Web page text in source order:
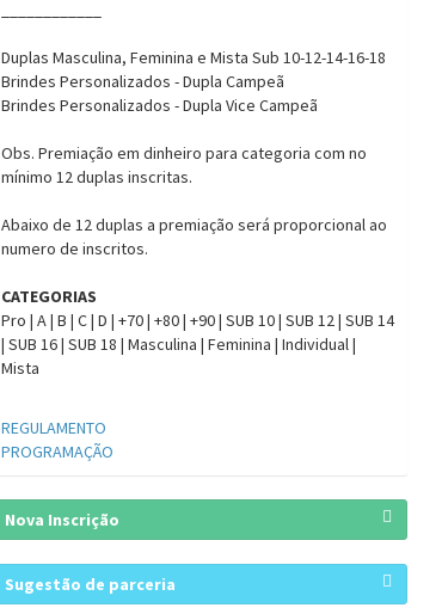
Duplas Masculina, Feminina e Mista Sub 10-12-14-16-18
Brindes Personalizados - Dupla Campeã
Brindes Personalizados - Dupla Vice Campeã
Obs. Premiação em dinheiro para categoria com no
mínimo 12 duplas inscritas.
Abaixo de 12 duplas a premiação será proporcional ao
numero de inscritos.
CATEGORIAS
Pro | A | B | C | D | +70 | +80 | +90 | SUB 10 | SUB 12 | SUB 14
| SUB 16 | SUB 18 | Masculina | Feminina | Individual |
Mista
REGULAMENTO
PROGRAMAÇÃO
Nova Inscrição
Sugestão de parceria